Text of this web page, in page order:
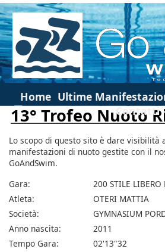
Home Ultime
Contatti
13° Trofeo Nuoto
Lo scopo di questo sito è dare visibilità
manifestazioni di nuoto gestite con il
GoAndSwim.
Gara:
200 STILE LIBERO
Atleta:
OTERI MATTIA
Società:
GYMNASIUM
Anno nascita:
2011
Tempo Gara:
02'13"32